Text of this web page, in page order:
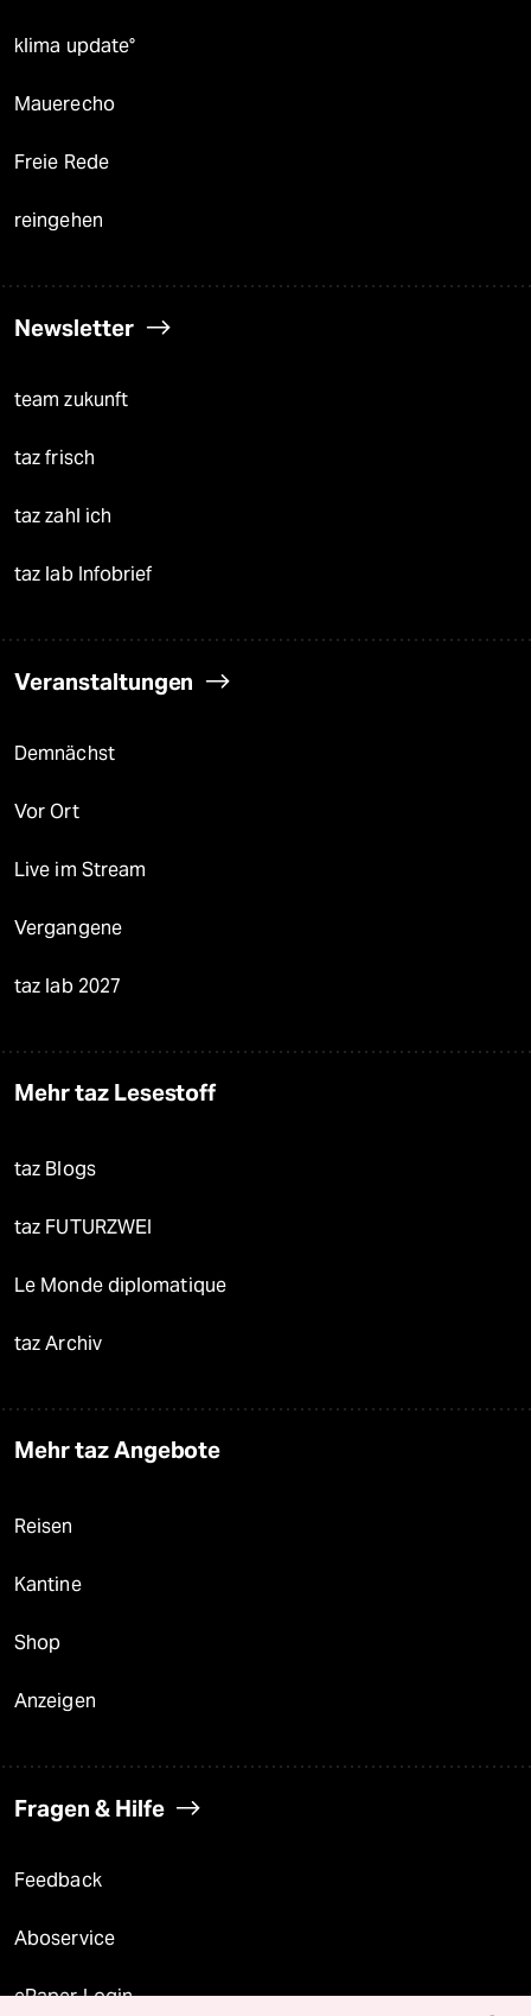
klima update°
Mauerecho
Freie Rede
reingehen
Newsletter
team zukunft
taz frisch
taz zahl ich
taz lab Infobrief
Veranstaltungen
Demnächst
Vor Ort
Live im Stream
Vergangene
taz lab 2027
Mehr taz Lesestoff
taz Blogs
taz FUTURZWEI
Le Monde diplomatique
taz Archiv
Mehr taz Angebote
Reisen
Kantine
Shop
Anzeigen
Fragen & Hilfe
Feedback
Aboservice
ePaper Login